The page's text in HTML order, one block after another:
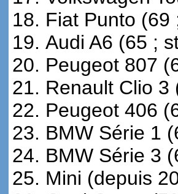
Fiat Punto (69
Audi A6 (65 ;
Peugeot 807
Renault Clio 3
Peugeot 406
BMW Série 1
BMW Série 3
Mini (depuis